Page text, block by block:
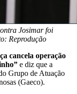
Josimar foi
Reprodução
cancela operação
e diz que a
Grupo de Atuação
(Gaeco).